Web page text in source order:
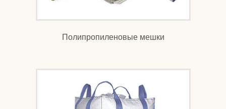
Полипропиленовые мешки